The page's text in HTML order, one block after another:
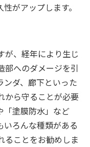
性がアップします。
が、経年により生じ
部へのダメージを引
ンダ、廊下といった
から守ることが必要
「塗膜防水」など
いろんな種類がある
ることをお勧めしま